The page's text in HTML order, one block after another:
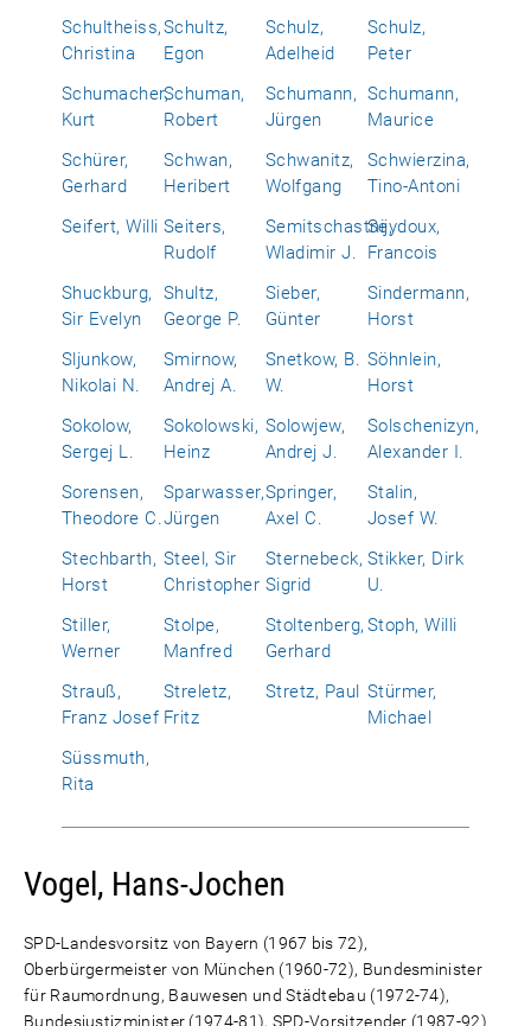
Schultheiss,
Christina
Schultz,
Egon
Schulz,
Adelheid
Schulz,
Peter
Schumacher,
Kurt
Schuman,
Robert
Schumann,
Jürgen
Schumann,
Maurice
Schürer,
Gerhard
Schwan,
Heribert
Schwanitz,
Wolfgang
Schwierzina,
Tino-Antoni
Seifert, Willi Seiters,
Rudolf
Semitschastnij,
Wladimir J.
Seydoux,
Francois
Shuckburg,
Sir Evelyn
Shultz,
George P.
Sieber,
Günter
Sindermann,
Horst
Sljunkow,
Nikolai N.
Smirnow,
Andrej A.
Snetkow, B.
W.
Söhnlein,
Horst
Sokolow,
Sergej L.
Sokolowski,
Heinz
Solowjew,
Andrej J.
Solschenizyn,
Alexander I.
Sorensen,
Theodore C.
Sparwasser,
Jürgen
Springer,
Axel C.
Stalin,
Josef W.
Stechbarth,
Horst
Steel, Sir
Christopher
Sternebeck,
Sigrid
Stikker, Dirk
U.
Stiller,
Werner
Stolpe,
Manfred
Stoltenberg,
Gerhard
Stoph, Willi
Strauß,
Franz Josef
Streletz,
Fritz
Stretz, Paul Stürmer,
Michael
Süssmuth,
Rita
Vogel, Hans-Jochen
SPD-Landesvorsitz von Bayern (1967 bis 72),
Oberbürgermeister von München (1960-72), Bundesminister
für Raumordnung, Bauwesen und Städtebau (1972-74),
Bundesjustizminister (1974-81), SPD-Vorsitzender (1987-92)